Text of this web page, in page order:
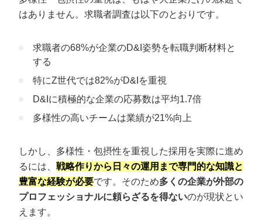
はありません。求職者調査は以下のとおりです。
求職者の68%が企業のD&I姿勢を転職判断材料と
する
特にZ世代では82%がD&Iを重視
D&Iに積極的な企業の応募数は平均1.7倍
多様性の高いチームは業績が21%向上
しかし、多様性・包摂性を重視した採用を実際に進め
るには、 戦略作りから日々の運用まで専門的な知識と
豊富な経験が必要です。そのため多くの企業が外部の
プロフェッショナルに頼らざるを得ないのが現状とい
えます。